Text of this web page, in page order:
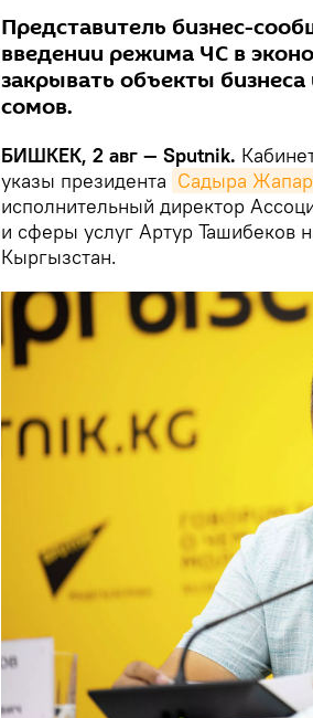
Представитель бизнес-
введении режима ЧС в
закрывать объекты
сомов.
БИШКЕК, 2 авг — Sputnik.
указы президента Садыра
исполнительный директор
и сферы услуг Артур Ташибеков
Кыргызстан.